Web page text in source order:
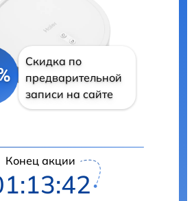
Скидка по
предварительной
записи на сайте
Конец акции